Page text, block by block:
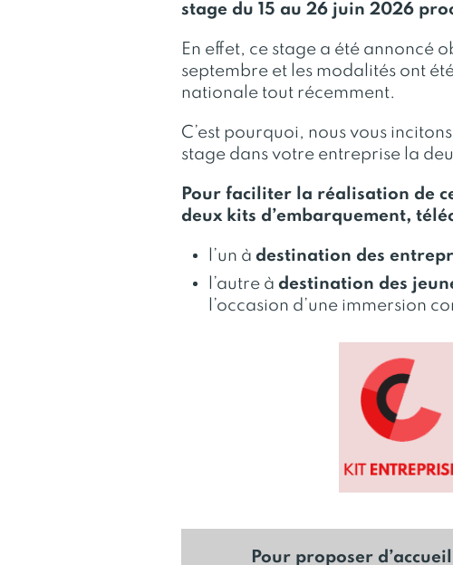
stage du 15 au 26 juin 2026
En effet, ce stage a été annoncé
septembre et les modalités ont
nationale tout récemment.
C’est pourquoi, nous vous
stage dans votre entreprise la
Pour faciliter la réalisation de
deux kits d’embarquement,
l’un à destination des
l’autre à destination des
l’occasion d’une immersion
Pour proposer